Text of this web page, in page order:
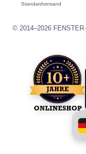
Standardversand
© 2014–2026